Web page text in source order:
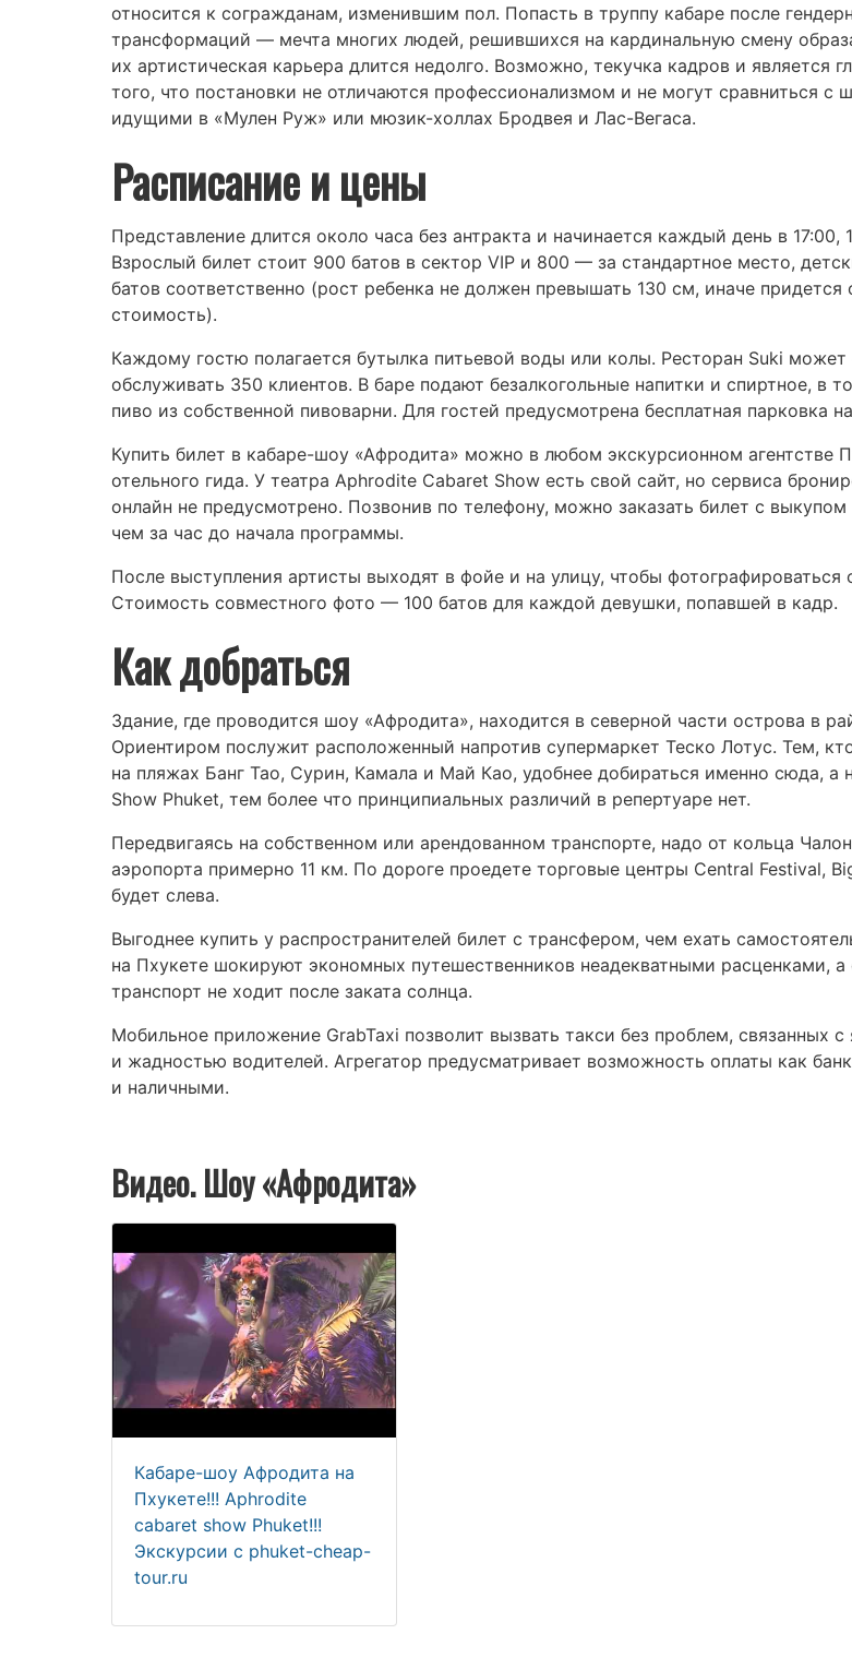
относится к согражданам, изменившим пол. Попасть в труппу кабаре после
трансформаций — мечта многих людей, решившихся на кардинальную смену
их артистическая карьера длится недолго. Возможно, текучка кадров и является
того, что постановки не отличаются профессионализмом и не могут сравниться с
идущими в «Мулен Руж» или мюзик-холлах Бродвея и Лас-Вегаса.
Расписание и цены
Представление длится около часа без антракта и начинается каждый день в 17:00,
Взрослый билет стоит 900 батов в сектор VIP и 800 — за стандартное место,
батов соответственно (рост ребенка не должен превышать 130 см, иначе придется
стоимость).
Каждому гостю полагается бутылка питьевой воды или колы. Ресторан Suki
обслуживать 350 клиентов. В баре подают безалкогольные напитки и спиртное, в
пиво из собственной пивоварни. Для гостей предусмотрена бесплатная парковка
Купить билет в кабаре-шоу «Афродита» можно в любом экскурсионном агентстве
отельного гида. У театра Aphrodite Cabaret Show есть свой сайт, но сервиса
онлайн не предусмотрено. Позвонив по телефону, можно заказать билет с выкупом
чем за час до начала программы.
После выступления артисты выходят в фойе и на улицу, чтобы фотографироваться
Стоимость совместного фото — 100 батов для каждой девушки, попавшей в кадр.
Как добраться
Здание, где проводится шоу «Афродита», находится в северной части острова в
Ориентиром послужит расположенный напротив супермаркет Теско Лотус. Тем,
на пляжах Банг Тао, Сурин, Камала и Май Као, удобнее добираться именно сюда, а
Show Phuket, тем более что принципиальных различий в репертуаре нет.
Передвигаясь на собственном или арендованном транспорте, надо от кольца
аэропорта примерно 11 км. По дороге проедете торговые центры Central Festival,
будет слева.
Выгоднее купить у распространителей билет с трансфером, чем ехать
на Пхукете шокируют экономных путешественников неадекватными расценками,
транспорт не ходит после заката солнца.
Мобильное приложение GrabTaxi позволит вызвать такси без проблем, связанных
и жадностью водителей. Агрегатор предусматривает возможность оплаты как
и наличными.
Видео. Шоу «Афродита»
Кабаре-шоу Афродита на
Пхукете!!! Aphrodite
cabaret show Phuket!!!
Экскурсии с phuket-cheap-
tour.ru